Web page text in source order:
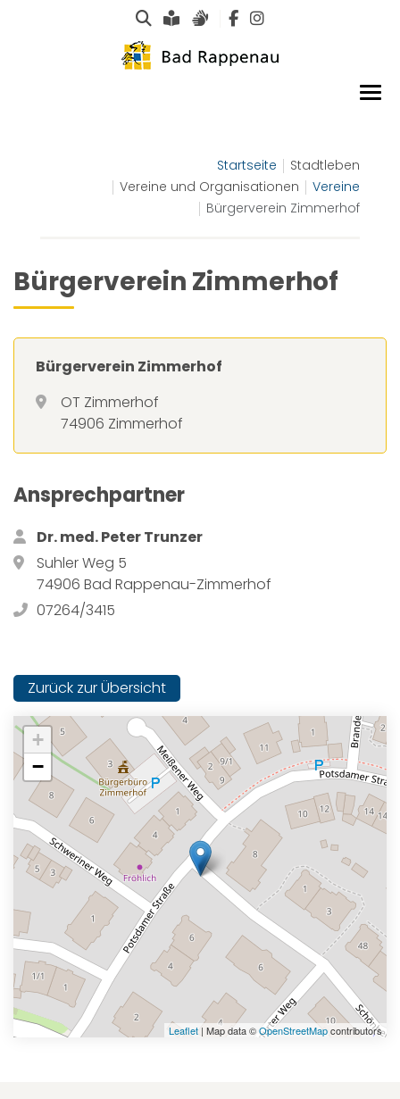
Suche
Leichte Sprache
Gebärdensprachen
Startseite
Stadtleben
Vereine und Organisationen
Vereine
Bürgerverein Zimmerhof
Bürgerverein Zimmerhof
Bürgerverein Zimmerhof
OT Zimmerhof
74906 Zimmerhof
Ansprechpartner
Dr. med. Peter Trunzer
Suhler Weg 5
74906 Bad Rappenau-Zimmerhof
07264/3415
Zurück zur Übersicht
+
−
Leaflet | Map data ©OpenStreetMapcontributors